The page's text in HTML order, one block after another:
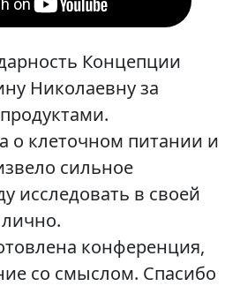
Концепции
Николаевну за
о клеточном питании и
сильное
исследовать в своей
конференция,
со смыслом. Спасибо